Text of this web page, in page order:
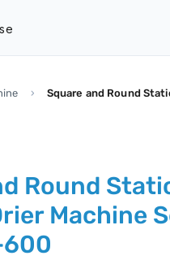
Square and Round
Round
Machine
600